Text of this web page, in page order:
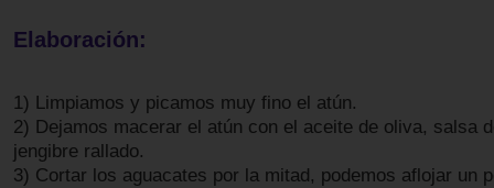
Elaboración:
1) Limpiamos y picamos muy fino el atún.
2) Dejamos macerar el atún con el aceite de oliva, salsa
jengibre rallado.
3) Cortar los aguacates por la mitad, podemos aflojar un